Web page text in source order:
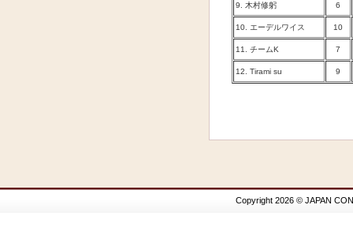
9. 木村修躬 6
10. エーデルワイス 10
11. チームK 7
12. Tirami su 9
Copyright 2026 © JAPAN